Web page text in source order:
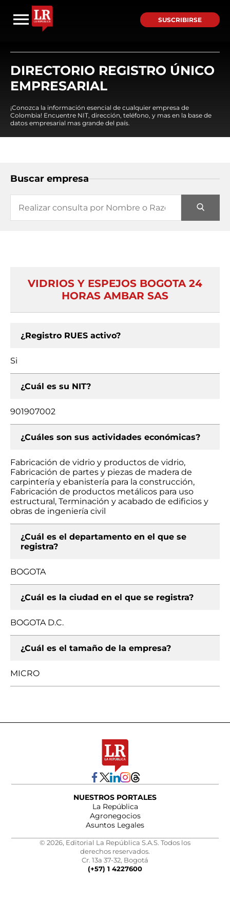
SUSCRIBIRSE
DIRECTORIO REGISTRO ÚNICO
EMPRESARIAL
¡Conozca la información esencial de cualquier empresa de
Colombia! Encuentre NIT, dirección, teléfono, y mas en la base de
datos empresarial mas grande del país.
Buscar empresa
VIDRIOS Y ESPEJOS BOGOTA 24
HORAS AMBAR SAS
¿Registro RUES activo?
Si
¿Cuál es su NIT?
901907002
¿Cuáles son sus actividades económicas?
Fabricación de vidrio y productos de vidrio,
Fabricación de partes y piezas de madera de
carpintería y ebanistería para la construcción,
Fabricación de productos metálicos para uso
estructural, Terminación y acabado de edificios y
obras de ingeniería civil
¿Cuál es el departamento en el que se
registra?
BOGOTA
¿Cuál es la ciudad en el que se registra?
BOGOTA D.C.
¿Cuál es el tamaño de la empresa?
MICRO
NUESTROS PORTALES
La República
Agronegocios
Asuntos Legales
© 2026, Editorial La República S.A.S. Todos los
derechos reservados.
Cr. 13a 37-32, Bogotá
(+57) 1 4227600